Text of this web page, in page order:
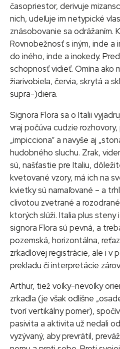
časopriestor, derivuje
nich, udeľuje im netypické
znásobovanie sa odrážaním.
Rovnobežnosť s iným, inde a
do iného, inde a inokedy.
schopnosť vidieť. Omína ako
žiarivobiela, červia, skrytá a
supra-)diera.
Signora Flora sa o Italii
vraj počúva cudzie
„impicciona“ a navyše aj
hudobného sluchu. Zrak,
sú, našťastie pre Italiu,
kvetované vzory, má ich na
kvietky sú namaľované – a
clivotou zvetrané a
ktorých slúži. Italia plus steny
signora Flora sú pevná, a
pozemská, horizontálna,
zrkadlovej registrácie, ale i v
prekladu či interpretácie
Arthur, tiež voľky-nevoľky
zrkadla (je však odlišne
tvorí vertikálny pomer),
pasivita a aktivita už nedali
vyzývaný, aby prevrátil,